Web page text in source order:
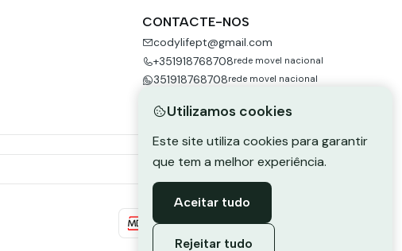
CONTACTE-NOS
codylifept@gmail.com
+351918768708rede movel nacional
351918768708rede movel nacional
Utilizamos cookies
Este site utiliza cookies para garantir
que tem a melhor experiência.
Aceitar tudo
Rejeitar tudo